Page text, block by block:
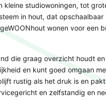
kleine studiowoningen, tot
in hout, dat
wonen voor een
die graag overzicht houdt
en kunt goed omgaan
rustig als het druk is en
en zelfstandig en